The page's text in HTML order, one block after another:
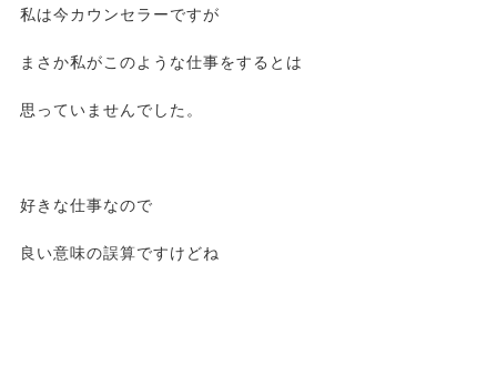
私は今カウンセラーですが
まさか私がこのような仕事をするとは
思っていませんでした。
好きな仕事なので
良い意味の誤算ですけどね